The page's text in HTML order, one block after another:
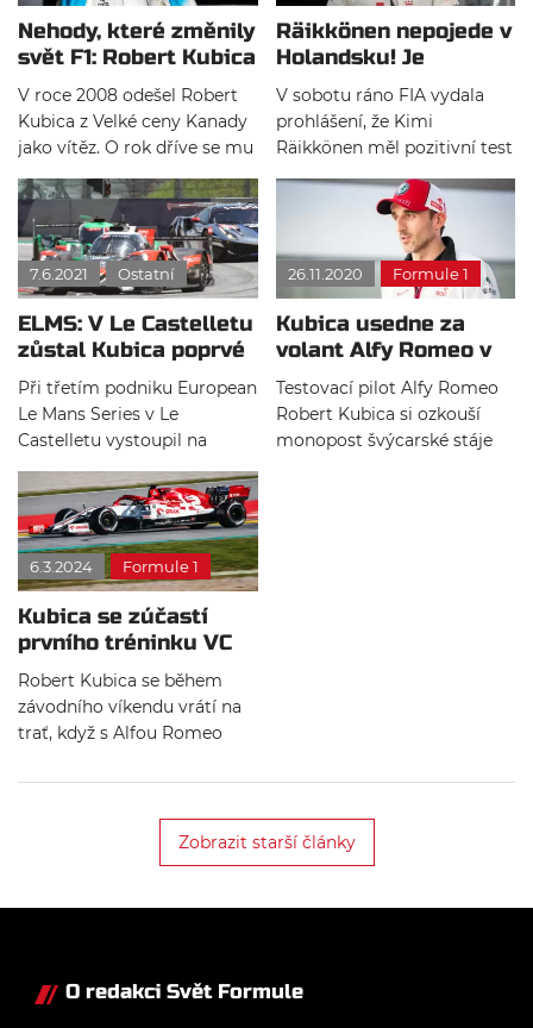
ve WEC dlouhodobě a kdo
bude součástí pouze Le
Mans?
minulosti ostatním pilotům
v jeho situaci.
Nehody, které změnily
svět F1: Robert Kubica
V roce 2008 odešel Robert
Kubica z Velké ceny Kanady
jako vítěz. O rok dříve se mu
Montréal málem stal
osudným. Pojďme si
připomenout hrůznou
nehodu jednoho z
nejslibnějších pilotů, jehož
vzestup na vrchol zastavila
až nehoda mimo vůz
formule 1.
Räikkönen nepojede v
Holandsku! Je
pozitivní na covid-19
V sobotu ráno FIA vydala
prohlášení, že Kimi
Räikkönen měl pozitivní test
na covid-19. V souladu s
protokoly ohledně COVID-19
se finský pilot nezúčastní VC
Holandska. Mistr z roku 2007
nevykazuje žádné příznaky,
je v dobré náladě a okamžitě
se izoloval na svém hotelu.
Tým přeje svému jezdci
brzké uzdravení.
7.6.2021 Ostatní
ELMS: V Le Castelletu
zůstal Kubica poprvé
mimo pódium
Při třetím podniku European
Le Mans Series v Le
Castelletu vystoupil na
nejvyšší stupínek poprvé
někdo jiný, než superstar
seriálu Robert Kubica a jeho
co-piloti Loius Deletraz a
Yifei Ye.
26.11.2020 Formule 1
Kubica usedne za
volant Alfy Romeo v
tréninku na VC
Bahrajnu
Testovací pilot Alfy Romeo
Robert Kubica si ozkouší
monopost švýcarské stáje
6.3.2024 Formule 1
Kubica se zúčastí
prvního tréninku VC
Štýrska
Robert Kubica se během
závodního víkendu vrátí na
trať, když s Alfou Romeo
Velké ceny Štýrska, která se
Zobrazit starší články
O redakci Svět Formule